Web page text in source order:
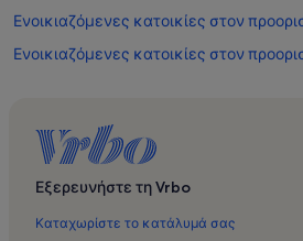
Ενοικιαζόμενες κατοικίες στον
Ενοικιαζόμενες κατοικίες στον
Ενοικιαζόμενες κατοικίες στον
Ενοικιαζόμενες κατοικίες στον
Ενοικιαζόμενες κατοικίες στον
Ενοικιαζόμενες κατοικίες στον
Εξερευνήστε τη Vrbo
Καταχωρίστε το κατάλυμά σας